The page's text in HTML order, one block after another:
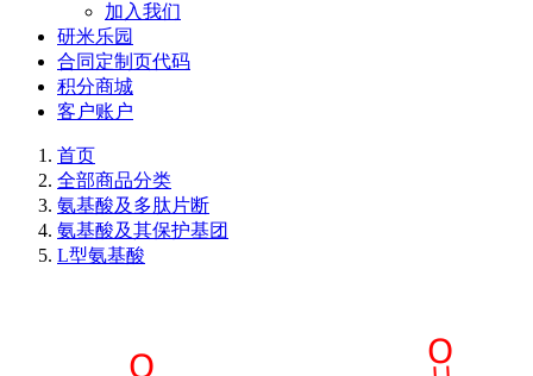
加入我们
研米乐园
合同定制页代码
积分商城
客户账户
首页
全部商品分类
氨基酸及多肽片断
氨基酸及其保护基团
L型氨基酸